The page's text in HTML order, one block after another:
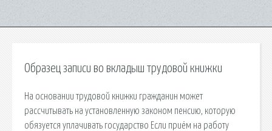
Образец записи во вкладыш трудовой книжки
На основании трудовой книжки гражданин может
рассчитывать на установленную законом пенсию, которую
обязуется уплачивать государство Если приём на работу